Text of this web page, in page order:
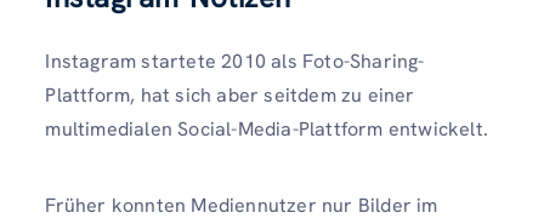
Instagram startete 2010 als Foto-Sharing-
Plattform, hat sich aber seitdem zu einer
multimedialen Social-Media-Plattform entwickelt.
Früher konnten Mediennutzer nur Bilder im